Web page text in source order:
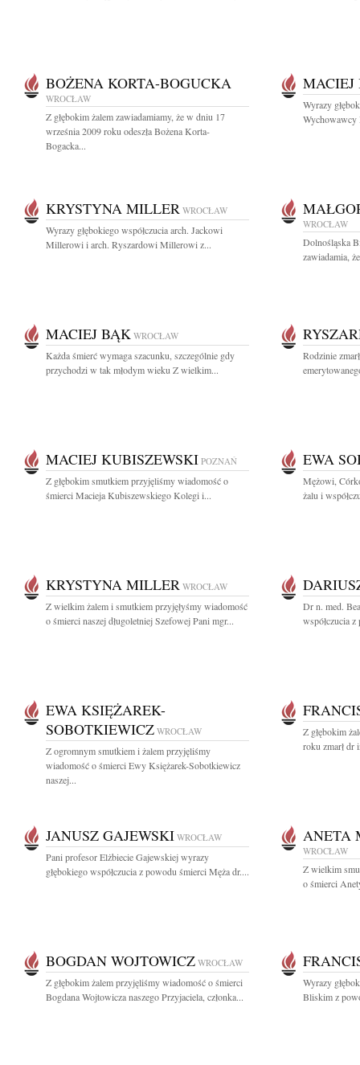
BOŻENA KORTA-BOGUCKA
WROCŁAW
Z głębokim żalem zawiadamiamy, że w dniu 17
września 2009 roku odeszła Bożena Korta-
Bogacka...
MACIEJ
Wyrazy
Wychowawcy
KRYSTYNA MILLER WROCŁAW
Wyrazy głębokiego współczucia arch. Jackowi
Millerowi i arch. Ryszardowi Millerowi z...
WROCŁAW
Dolnośląska
zawiadamia,
MACIEJ BĄK WROCŁAW
Każda śmierć wymaga szacunku, szczególnie gdy
przychodzi w tak młodym wieku Z wielkim...
Rodzinie
MACIEJ KUBISZEWSKI POZNAŃ
Z głębokim smutkiem przyjęliśmy wiadomość o
śmierci Macieja Kubiszewskiego Kolegi i...
EWA
Mężowi,
żalu i
KRYSTYNA MILLER WROCŁAW
Z wielkim żalem i smutkiem przyjęłyśmy wiadomość
o śmierci naszej długoletniej Szefowej Pani mgr...
Dr n. med.
współczucia
EWA KSIĘŻAREK-
SOBOTKIEWICZ WROCŁAW
Z ogromnym smutkiem i żalem przyjęliśmy
wiadomość o śmierci Ewy Księżarek-Sobotkiewicz
naszej...
Z głębokim
roku zmarł dr
JANUSZ GAJEWSKI WROCŁAW
Pani profesor Elżbiecie Gajewskiej wyrazy
głębokiego współczucia z powodu śmierci Męża dr....
ANETA
WROCŁAW
Z wielkim
o śmierci
BOGDAN WOJTOWICZ WROCŁAW
Z głębokim żalem przyjęliśmy wiadomość o śmierci
Bogdana Wojtowicza naszego Przyjaciela, członka...
Wyrazy
Bliskim z